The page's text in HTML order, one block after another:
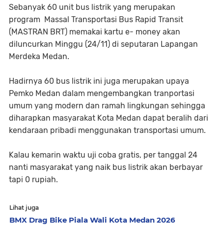
Sebanyak 60 unit bus listrik yang merupakan
program Massal Transportasi Bus Rapid Transit
(MASTRAN BRT) memakai kartu e- money akan
diluncurkan Minggu (24/11) di seputaran Lapangan
Merdeka Medan.
Hadirnya 60 bus listrik ini juga merupakan upaya
Pemko Medan dalam mengembangkan tranportasi
umum yang modern dan ramah lingkungan sehingga
diharapkan masyarakat Kota Medan dapat beralih dari
kendaraan pribadi menggunakan transportasi umum.
Kalau kemarin waktu uji coba gratis, per tanggal 24
nanti masyarakat yang naik bus listrik akan berbayar
tapi 0 rupiah.
Lihat juga
BMX Drag Bike Piala Wali Kota Medan 2026